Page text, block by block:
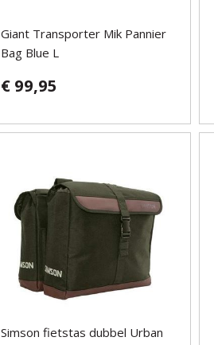
Giant Transporter Mik Pannier
Bag Blue L
€ 99,95
Simson fietstas dubbel Urban